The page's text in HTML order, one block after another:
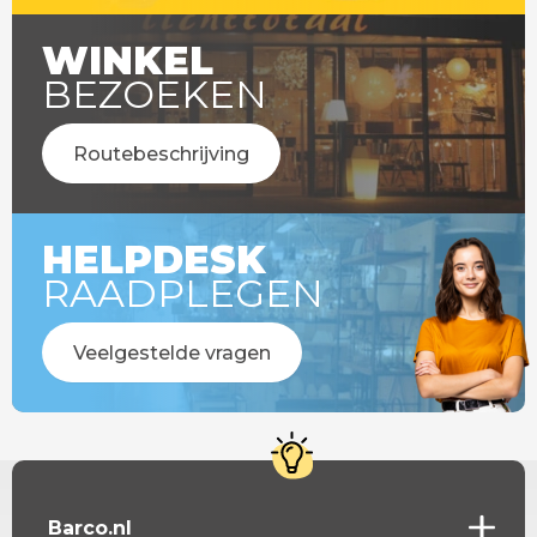
WINKEL
BEZOEKEN
Routebeschrijving
HELPDESK
RAADPLEGEN
Veelgestelde vragen
Barco.nl